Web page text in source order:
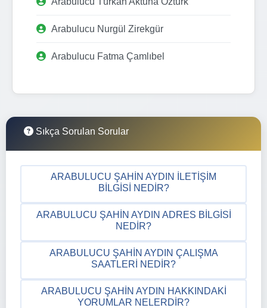
Arabulucu Nurgül Zirekgür
Arabulucu Fatma Çamlıbel
Sıkça Sorulan Sorular
ARABULUCU ŞAHIN AYDIN İLETIŞIM
BILGISI NEDIR?
ARABULUCU ŞAHIN AYDIN ADRES BILGISI
NEDIR?
ARABULUCU ŞAHIN AYDIN ÇALIŞMA
SAATLERI NEDIR?
ARABULUCU ŞAHIN AYDIN HAKKINDAKI
YORUMLAR NELERDIR?